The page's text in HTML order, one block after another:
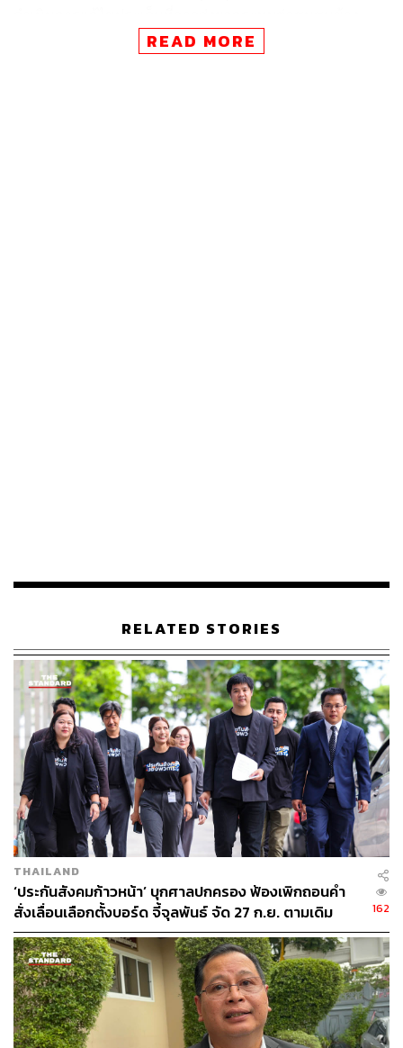
เคียงและสิ่งแวดล้อม ซึ่งบริษัทได้ปฏิบัติตามมาโดยตลอด
ตามความเห็นของคณะกรรมการ โดยบริษัทได้มีการแก้ไข
โดยในส่วนของลูกค้า บริษัทได้เริ่มจัดส่งหนังสือถึงลูกค้า
โครงการศุภาลัย ลอฟท์ รัชดาฯ-วงศ์สว่าง ทุกราย ในวันที่ 1
มิถุนายน 2566 เพื่อแจ้งแนวทางและข้อเสนอในการแก้ไข
ปัญหาให้ลูกค้าโครงการดังกล่าว
สามารถติดตาม THE STANDARD WEALTH
ผ่านแอปพลิเคชันต่างๆ ที่คุณสะดวกหรือใช้งานอยู่แล้วได้เลย
TAGS: EIA
การประเมินผลกระทบทางสิ่งแวดล้อม
บริษัท ศุภาลัย จำกัด (มหาชน) (SPALI)
ศาลปกครองกลาง
SPALI
READ MORE
RELATED STORIES
THAILAND
‘ประกันสังคมก้าวหน้า’ บุกศาลปกครอง ฟ้องเพิกถอนคำ
สั่งเลื่อนเลือกตั้งบอร์ด จี้จุลพันธ์ จัด 27 ก.ย. ตามเดิม
162